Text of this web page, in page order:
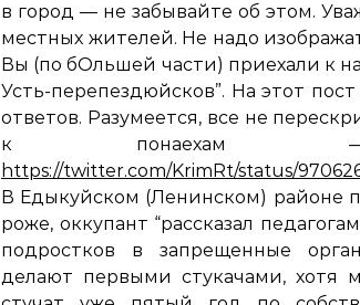
в город — не забывайте об этом.
местных жителей. Не надо
Вы (по бОльшей части) приехали к
Усть-перепездюйсков”. На этот
ответов. Разумеется, все не
к понаехам
https://twitter.com/KrimRt/status/
В Едыкуйском (Ленинском) районе
роже, оккупант “рассказал
подростков в запрещенные
делают первыми стукачами, хотя